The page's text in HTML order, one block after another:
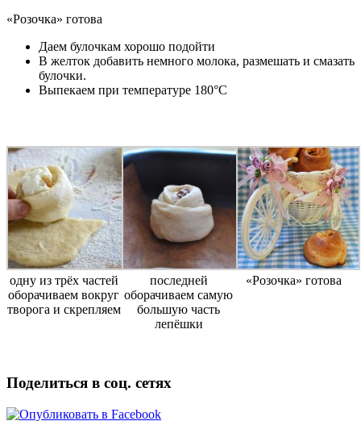
«Розочка» готова
Даем булочкам хорошо подойти
В желток добавить немного молока, размешать и смазать
булочки.
Выпекаем при температуре 180°С
одну из трёх частей
оборачиваем вокруг
творога и скрепляем
последней
оборачиваем самую
большую часть
лепёшки
«Розочка» готова
Поделиться в соц. сетях